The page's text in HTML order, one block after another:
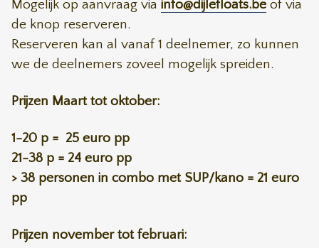
Mogelijk op aanvraag via info@dijlefloats.be of via
de knop reserveren.
Reserveren kan al vanaf 1 deelnemer, zo kunnen
we de deelnemers zoveel mogelijk spreiden.
Prijzen Maart tot oktober:
1-20 p = 25 euro pp
21-38 p = 24 euro pp
> 38 personen in combo met SUP/kano = 21 euro
pp
Prijzen november tot februari: